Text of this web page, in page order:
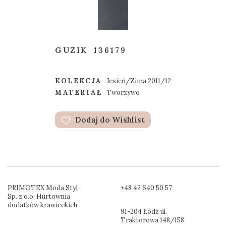
GUZIK 136179
KOLEKCJA
Jesień/Zima 2011/12
MATERIAŁ
Tworzywo
Dodaj do Wishlist
PRIMOTEX Moda Styl
Sp. z o.o. Hurtownia
dodatków krawieckich
+48 42 640 50 57
91-204 Łódź ul.
Traktorowa 148/158